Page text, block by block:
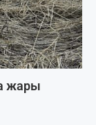
жары